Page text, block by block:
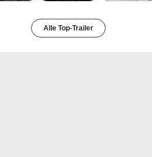
Alle Top-Trailer